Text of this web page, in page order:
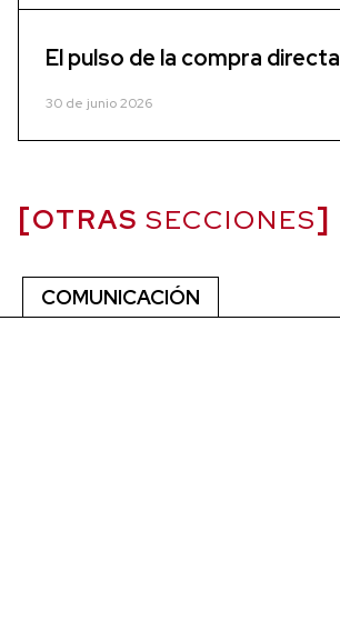
El pulso de la compra directa
30 de junio 2026
OTRAS SECCIONES
COMUNICACIÓN